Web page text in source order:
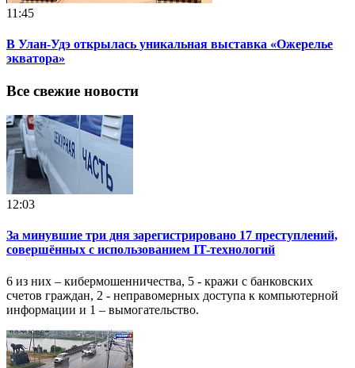
11:45
В Улан-Удэ открылась уникальная выставка «Ожерелье
экватора»
Все свежие новости
12:03
За минувшие три дня зарегистрировано 17 преступлений,
совершённых с использованием IT-технологий
6 из них – кибермошенничества, 5 - кражи с банковских
счетов граждан, 2 - неправомерных доступа к компьютерной
информации и 1 – вымогательство.